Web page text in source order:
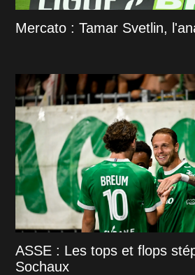
Mercato : Tamar Svetlin,
ASSE : Les tops et flops
Sochaux